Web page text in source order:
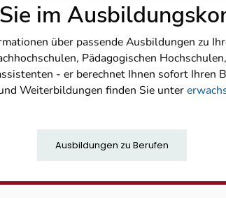
im
über passende Ausbildungen zu
Pädagogischen
- er berechnet Ihnen sofort Ihren
Weiterbildungen finden Sie unter
Ausbildungen zu Berufen